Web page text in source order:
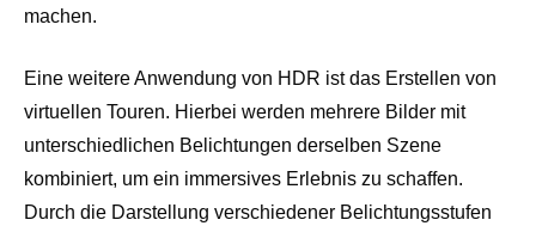
machen.
Eine weitere Anwendung von HDR ist das Erstellen von
virtuellen Touren. Hierbei werden mehrere Bilder mit
unterschiedlichen Belichtungen derselben Szene
kombiniert, um ein immersives Erlebnis zu schaffen.
Durch die Darstellung verschiedener Belichtungsstufen